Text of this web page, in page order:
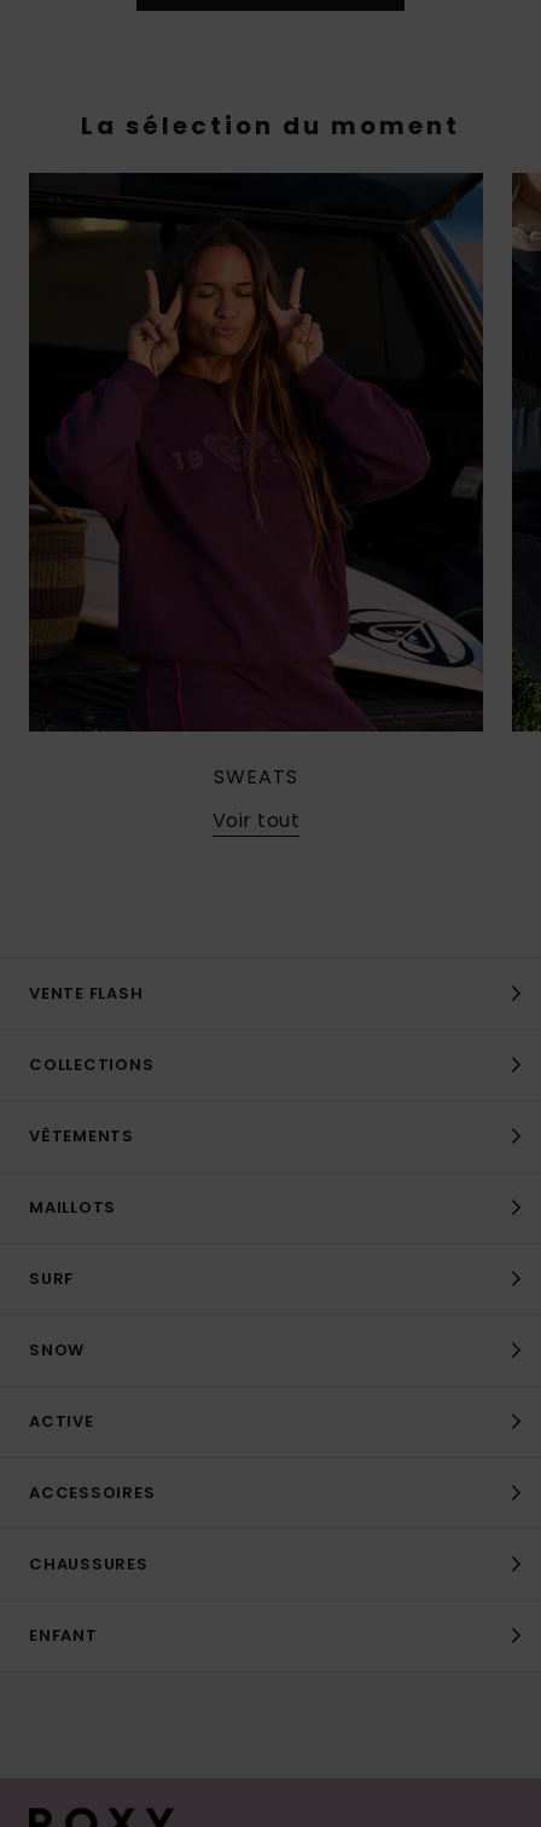
La sélection du moment
SWEATS
Voir tout
VENTE FLASH
COLLECTIONS
VÊTEMENTS
MAILLOTS
SURF
SNOW
ACTIVE
ACCESSOIRES
CHAUSSURES
ENFANT